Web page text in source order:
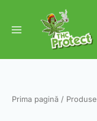
content
Prima pagină / Produse